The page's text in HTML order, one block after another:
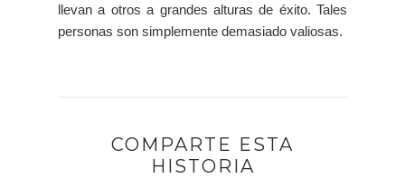
llevan a otros a grandes alturas de éxito. Tales
personas son simplemente demasiado valiosas.
COMPARTE ESTA
HISTORIA